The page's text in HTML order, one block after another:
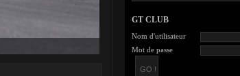
GT CLUB
Nom d'utilisateur
Mot de passe